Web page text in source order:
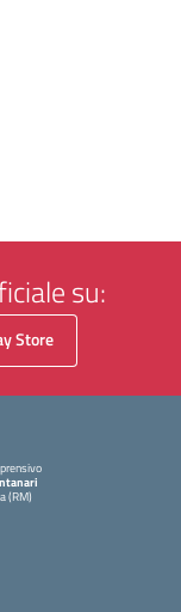
su:
Store
(RM)
iniziale della scuola